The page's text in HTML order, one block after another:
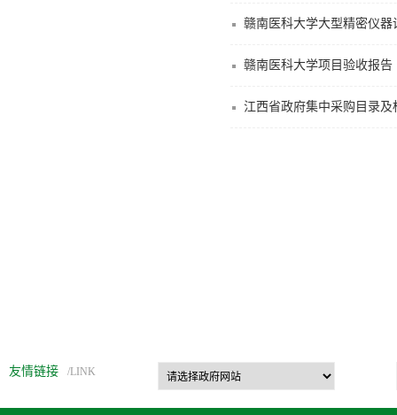
赣南医科大学大型精密仪器
赣南医科大学项目验收报告
江西省政府集中采购目录及
友情链接 /LINK